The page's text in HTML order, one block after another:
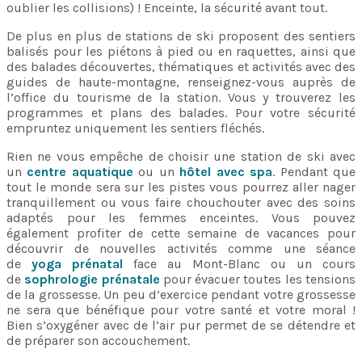
oublier les collisions) ! Enceinte, la sécurité avant tout.
De plus en plus de stations de ski proposent des sentiers
balisés pour les piétons à pied ou en raquettes, ainsi que
des balades découvertes, thématiques et activités avec des
guides de haute-montagne, renseignez-vous auprès de
l’office du tourisme de la station. Vous y trouverez les
programmes et plans des balades. Pour votre sécurité
empruntez uniquement les sentiers fléchés.
Rien ne vous empêche de choisir une station de ski avec
un centre aquatique ou un hôtel avec spa. Pendant que
tout le monde sera sur les pistes vous pourrez aller nager
tranquillement ou vous faire chouchouter avec des soins
adaptés pour les femmes enceintes. Vous pouvez
également profiter de cette semaine de vacances pour
découvrir de nouvelles activités comme une séance
de
yoga prénatal face au Mont-Blanc ou un cours
de sophrologie prénatale pour évacuer toutes les tensions
de la grossesse. Un peu d’exercice pendant votre grossesse
ne sera que bénéfique pour votre santé et votre moral !
Bien s’oxygéner avec de l’air pur permet de se détendre et
de préparer son accouchement.